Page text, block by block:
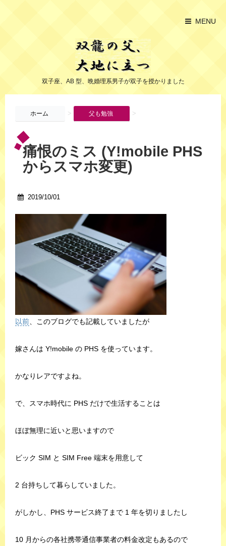
MENU
双子座、AB 型、晩婚理系男子が双子を授かりました
ホーム > 父も勉強 >
痛恨のミス (Y!mobile PHS
からスマホ変更)
2019/10/01
以前 、このブログでも記載していましたが
嫁さんは Y!mobile の PHS を使っています。
かなりレアですよね。
で、スマホ時代に PHS だけで生活することは
ほぼ無理に近いと思いますので
ビック SIM と SIM Free 端末を用意して
2 台持ちして暮らしていました。
がしかし、PHS サービス終了まで 1 年を切りましたし
10 月からの各社携帯通信事業者の料金改定もあるので